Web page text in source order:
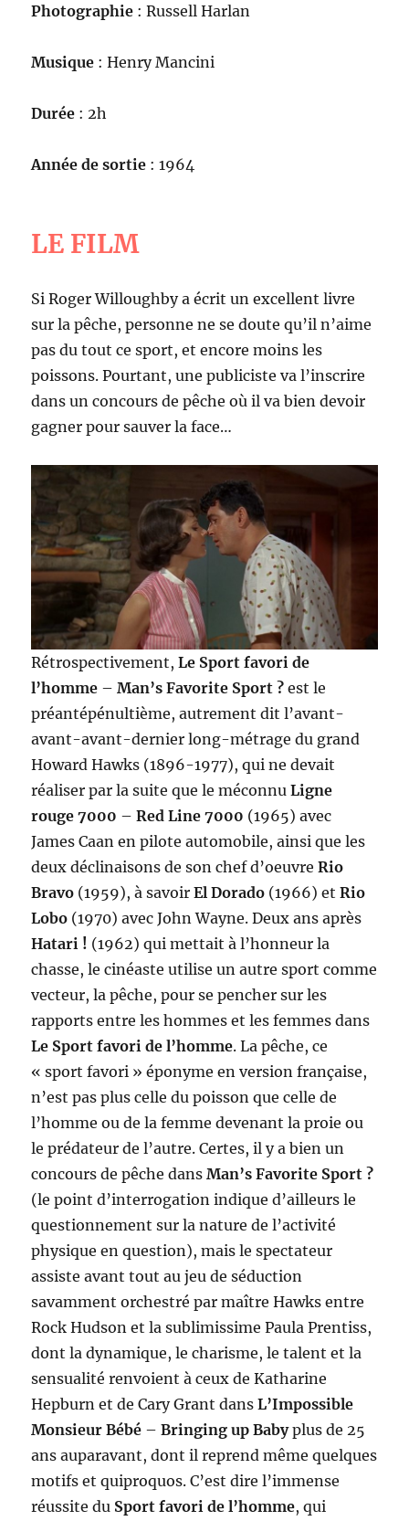
Photographie : Russell Harlan
Musique : Henry Mancini
Durée : 2h
Année de sortie : 1964
LE FILM
Si Roger Willoughby a écrit un excellent livre
sur la pêche, personne ne se doute qu’il n’aime
pas du tout ce sport, et encore moins les
poissons. Pourtant, une publiciste va l’inscrire
dans un concours de pêche où il va bien devoir
gagner pour sauver la face…
Rétrospectivement,Le Sport favori de
l’homme –Man’s Favorite Sport ?est le
préantépénultième, autrement dit l’avant-
avant-avant-dernier long-métrage du grand
Howard Hawks (1896-1977), qui ne devait
réaliser par la suite que le méconnuLigne
rouge 7000 –Red Line 7000 (1965) avec
James Caan en pilote automobile, ainsi que les
deux déclinaisons de son chef d’oeuvreRio
Bravo (1959), à savoirEl Dorado (1966) etRio
Lobo (1970) avec John Wayne. Deux ans après
Hatari ! (1962) qui mettait à l’honneur la
chasse, le cinéaste utilise un autre sport comme
vecteur, la pêche, pour se pencher sur les
rapports entre les hommes et les femmes dans
Le Sport favori de l’homme. La pêche, ce
« sport favori » éponyme en version française,
n’est pas plus celle du poisson que celle de
l’homme ou de la femme devenant la proie ou
le prédateur de l’autre. Certes, il y a bien un
concours de pêche dansMan’s Favorite Sport ?
(le point d’interrogation indique d’ailleurs le
questionnement sur la nature de l’activité
physique en question), mais le spectateur
assiste avant tout au jeu de séduction
savamment orchestré par maître Hawks entre
Rock Hudson et la sublimissime Paula Prentiss,
dont la dynamique, le charisme, le talent et la
sensualité renvoient à ceux de Katharine
Hepburn et de Cary Grant dansL’Impossible
Monsieur Bébé –Bringing up Babyplus de 25
ans auparavant, dont il reprend même quelques
motifs et quiproquos. C’est dire l’immense
réussite du Sport favori de l’homme, qui